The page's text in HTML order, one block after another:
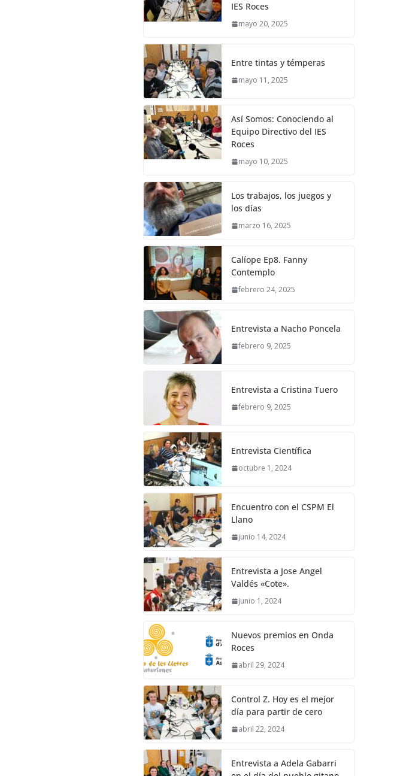
IES Roces
mayo 20, 2025
Entre tintas y témperas
mayo 11, 2025
Así Somos: Conociendo al
Equipo Directivo del IES
Roces
mayo 10, 2025
Los trabajos, los juegos y
los días
marzo 16, 2025
Calíope Ep8. Fanny
Contemplo
febrero 24, 2025
Entrevista a Nacho Poncela
febrero 9, 2025
Entrevista a Cristina Tuero
febrero 9, 2025
Entrevista Científica
octubre 1, 2024
Encuentro con el CSPM El
Llano
junio 14, 2024
Entrevista a Jose Angel
Valdés «Cote».
junio 1, 2024
Nuevos premios en Onda
Roces
abril 29, 2024
Control Z. Hoy es el mejor
día para partir de cero
abril 22, 2024
Entrevista a Adela Gabarri